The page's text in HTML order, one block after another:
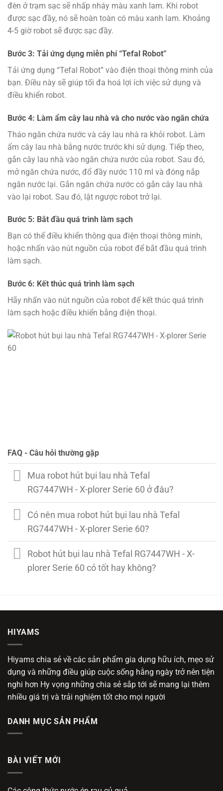
đèn ở trạm sạc sẽ nhấp nháy màu xanh lam. Khi robot
được sạc đầy, nó sẽ hoàn toàn có màu xanh lam. Khoảng
4-5 giờ robot sẽ được sạc đầy.
Bước 3: Tải ứng dụng miễn phí “Tefal Robot”
Tải ứng dụng “Tefal Robot” vào điện thoại thông minh của
bạn. Điều này sẽ giúp tối đa hoá lợi ích việc sử dụng và
điều khiển robot.
Bước 4: Làm ẩm cây lau nhà và cho nước vào ngăn chứa
Tháo ngăn chứa nước và cây lau nhà ra khỏi robot. Làm
ẩm cây lau nhà bằng nước trước khi sử dụng. Tiếp theo,
gắn cây lau nhà vào ngăn chứa nước của robot. Sau đó,
mở ngăn chứa nước, đổ đầy nước 110 ml và đóng nắp
ngăn nước lại. Gắn ngăn chứa nước có gắn cây lau nhà
vào lại robot. Sau đó, lật ngược robot trở lại.
Bước 5: Bắt đầu quá trình làm sạch
Bạn có thể điều khiển thông qua điện thoại thông minh,
hoặc nhấn vào nút nguồn của robot để bắt đầu quá trình
làm sạch.
Bước 6: Kết thúc quá trình làm sạch
Hãy nhấn vào nút nguồn của robot để kết thúc quá trình
làm sạch hoặc điều khiển bằng điện thoại.
FAQ - Câu hỏi thường gặp
Mua robot hút bụi lau nhà Tefal
RG7447WH - X-plorer Serie 60 ở đâu?
Có nên mua robot hút bụi lau nhà Tefal
RG7447WH - X-plorer Serie 60?
Robot hút bụi lau nhà Tefal RG7447WH - X-
plorer Serie 60 có tốt hay không?
HIYAMS
Hiyams chia sẻ về các sản phẩm gia dụng hữu ích, mẹo sử
dụng và những điều giúp cuộc sống hằng ngày trở nên tiện
nghi hơn Hy vọng những chia sẻ sắp tới sẽ mang lại thêm
nhiều giá trị và trải nghiệm tốt cho mọi người
DANH MỤC SẢN PHẨM
BÀI VIẾT MỚI